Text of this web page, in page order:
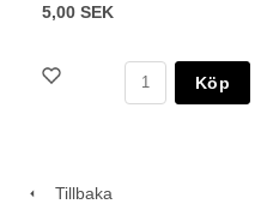
5,00 SEK
Köp
Tillbaka